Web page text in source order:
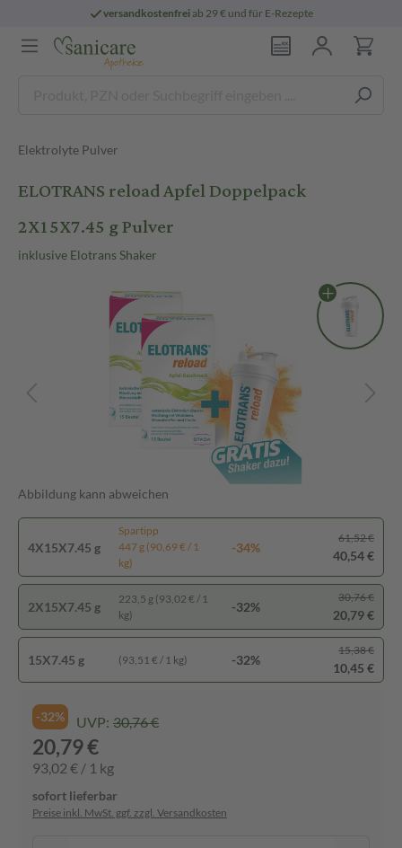
versandkostenfreiab 29 € und für E-Rezepte
Elektrolyte Pulver
ELOTRANS reload Apfel Doppelpack
2X15X7.45 g Pulver
inklusive Elotrans Shaker
Abbildung kann abweichen
4X15X7.45 g
Spartipp
447 g (90,69 € / 1
kg)
-34%
61,52 €
40,54 €
2X15X7.45 g
223,5 g (93,02 € / 1
kg)
-32%
30,76 €
20,79 €
15X7.45 g (93,51 € / 1 kg) -32%
15,38 €
10,45 €
-32% UVP: 30,76 €
20,79 €
93,02 € / 1 kg
sofort lieferbar
Preise inkl. MwSt. ggf. zzgl. Versandkosten